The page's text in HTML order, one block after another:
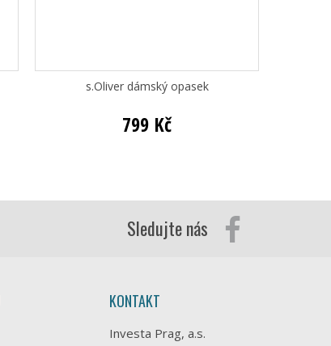
s.Oliver dámský opasek
799 Kč
Sledujte nás
KONTAKT
Investa Prag, a.s.